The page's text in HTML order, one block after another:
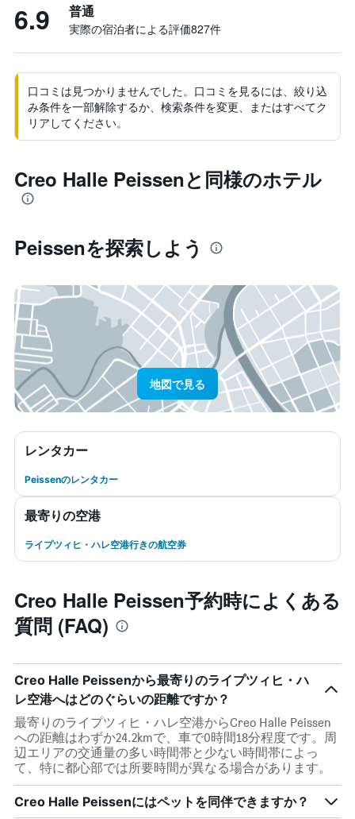
6.9 普通
実際の宿泊者による評価827​件
口コミは見つかりませんでした。口コミを見るには、絞り込
み条件を一部解除するか、検索条件を変更、またはすべてク
リアしてください。
Creo Halle Peissenと同様のホテル
Peissen​を探索しよう
地図で見る
レンタカー
Peissenのレンタカー
最寄りの空港
ライプツィヒ・ハレ空港行きの航空券
Creo Halle Peissen予約時によくある
質問 (FAQ)
Creo Halle Peissenから最寄りのライプツィヒ・ハ
レ空港へはどのぐらいの距離ですか？
最寄りのライプツィヒ・ハレ空港からCreo Halle Peissen
への距離はわずか24.2kmで、車で0時間18分程度です。周
辺エリアの交通量の多い時間帯と少ない時間帯によっ
て、特に都心部では所要時間が異なる場合があります。
Creo Halle Peissenにはペットを同伴できますか？